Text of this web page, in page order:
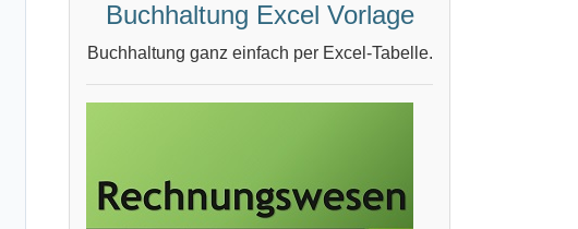
Buchhaltung Excel Vorlage
Buchhaltung ganz einfach per Excel-Tabelle.